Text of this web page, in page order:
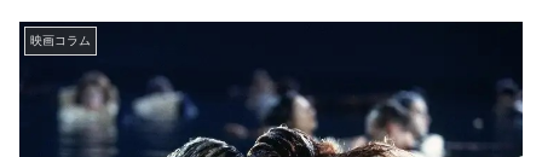
映画コラム